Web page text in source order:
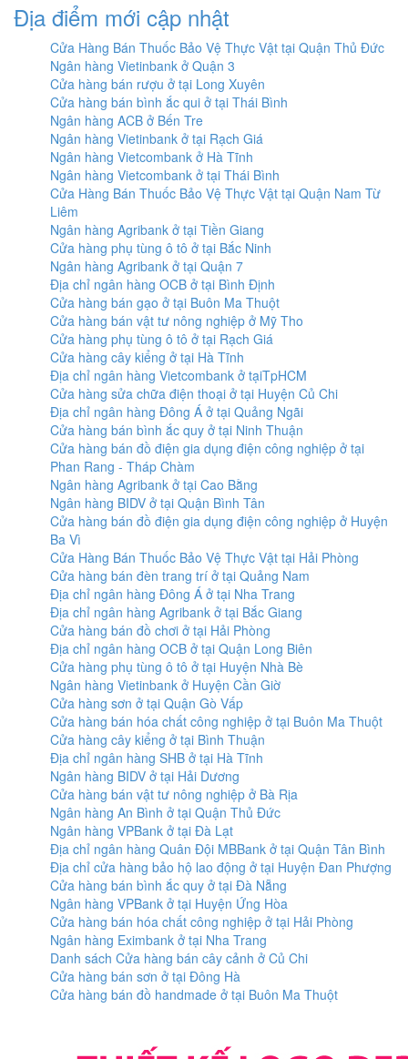
Địa điểm mới cập nhật
Cửa Hàng Bán Thuốc Bảo Vệ Thực Vật tại Quận Thủ Đức
Ngân hàng Vietinbank ở Quận 3
Cửa hàng bán rượu ở tại Long Xuyên
Cửa hàng bán bình ắc qui ở tại Thái Bình
Ngân hàng ACB ở Bến Tre
Ngân hàng Vietinbank ở tại Rạch Giá
Ngân hàng Vietcombank ở Hà Tĩnh
Ngân hàng Vietcombank ở tại Thái Bình
Cửa Hàng Bán Thuốc Bảo Vệ Thực Vật tại Quận Nam Từ
Liêm
Ngân hàng Agribank ở tại Tiền Giang
Cửa hàng phụ tùng ô tô ở tại Bắc Ninh
Ngân hàng Agribank ở tại Quận 7
Địa chỉ ngân hàng OCB ở tại Bình Định
Cửa hàng bán gạo ở tại Buôn Ma Thuột
Cửa hàng bán vật tư nông nghiệp ở Mỹ Tho
Cửa hàng phụ tùng ô tô ở tại Rạch Giá
Cửa hàng cây kiểng ở tại Hà Tĩnh
Địa chỉ ngân hàng Vietcombank ở tạiTpHCM
Cửa hàng sửa chữa điện thoại ở tại Huyện Củ Chi
Địa chỉ ngân hàng Đông Á ở tại Quảng Ngãi
Cửa hàng bán bình ắc quy ở tại Ninh Thuận
Cửa hàng bán đồ điện gia dụng điện công nghiệp ở tại
Phan Rang - Tháp Chàm
Ngân hàng Agribank ở tại Cao Bằng
Ngân hàng BIDV ở tại Quận Bình Tân
Cửa hàng bán đồ điện gia dụng điện công nghiệp ở Huyện
Ba Vì
Cửa Hàng Bán Thuốc Bảo Vệ Thực Vật tại Hải Phòng
Cửa hàng bán đèn trang trí ở tại Quảng Nam
Địa chỉ ngân hàng Đông Á ở tại Nha Trang
Địa chỉ ngân hàng Agribank ở tại Bắc Giang
Cửa hàng bán đồ chơi ở tại Hải Phòng
Địa chỉ ngân hàng OCB ở tại Quận Long Biên
Cửa hàng phụ tùng ô tô ở tại Huyện Nhà Bè
Ngân hàng Vietinbank ở Huyện Cần Giờ
Cửa hàng sơn ở tại Quận Gò Vấp
Cửa hàng bán hóa chất công nghiệp ở tại Buôn Ma Thuột
Cửa hàng cây kiểng ở tại Bình Thuận
Địa chỉ ngân hàng SHB ở tại Hà Tĩnh
Ngân hàng BIDV ở tại Hải Dương
Cửa hàng bán vật tư nông nghiệp ở Bà Rịa
Ngân hàng An Bình ở tại Quận Thủ Đức
Ngân hàng VPBank ở tại Đà Lạt
Địa chỉ ngân hàng Quân Đội MBBank ở tại Quận Tân Bình
Địa chỉ cửa hàng bảo hộ lao động ở tại Huyện Đan Phượng
Cửa hàng bán bình ắc quy ở tại Đà Nẵng
Ngân hàng VPBank ở tại Huyện Ứng Hòa
Cửa hàng bán hóa chất công nghiệp ở tại Hải Phòng
Ngân hàng Eximbank ở tại Nha Trang
Danh sách Cửa hàng bán cây cảnh ở Củ Chi
Cửa hàng bán sơn ở tại Đông Hà
Cửa hàng bán đồ handmade ở tại Buôn Ma Thuột